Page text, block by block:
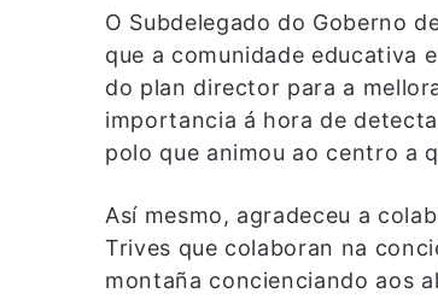
O Subdelegado do Goberno
que a comunidade educativa
do plan director para a
importancia á hora de
polo que animou ao centro a
Así mesmo, agradeceu a
Trives que colaboran na
montaña concienciando aos